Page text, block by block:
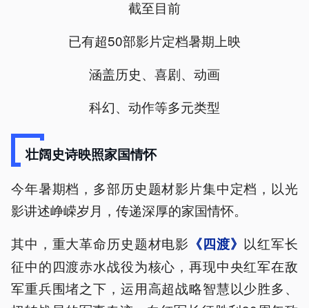
截至目前
已有超50部影片定档暑期上映
涵盖历史、喜剧、动画
科幻、动作等多元类型
壮阔史诗映照家国情怀
今年暑期档，多部历史题材影片集中定档，以光
影讲述峥嵘岁月，传递深厚的家国情怀。
其中，重大革命历史题材电影 《四渡》 以红军长
征中的四渡赤水战役为核心，再现中央红军在敌
军重兵围堵之下，运用高超战略智慧以少胜多、